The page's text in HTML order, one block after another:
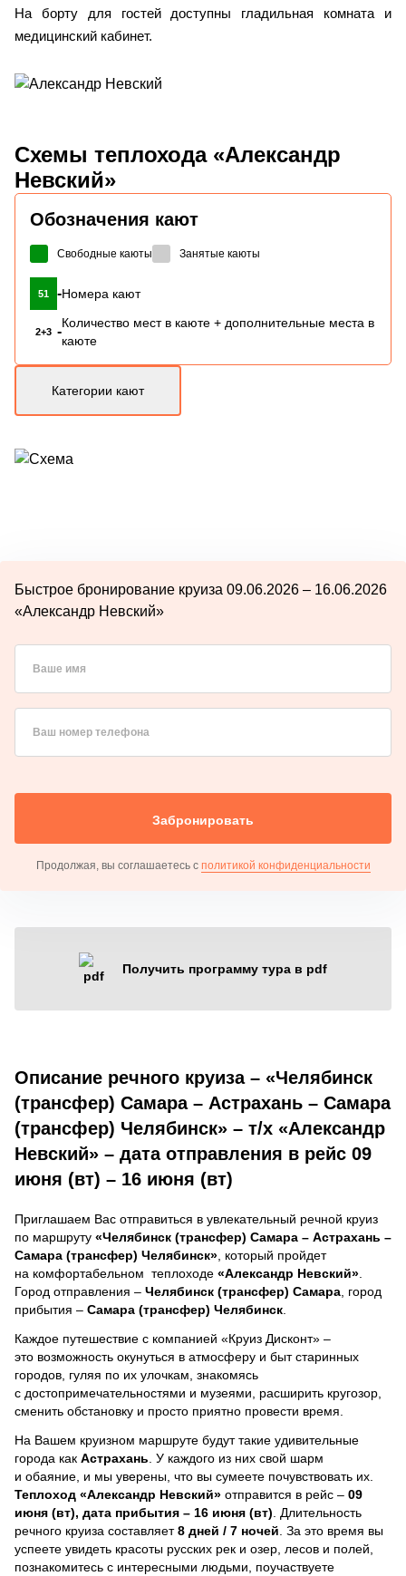
На борту для гостей доступны гладильная комната и
медицинский кабинет.
Схемы теплохода «Александр
Невский»
Обозначения кают
Свободные каюты Занятые каюты
51 -Номера кают
2+3 -
Количество мест в каюте + дополнительные места в
каюте
Категории кают
Быстрое бронирование круиза 09.06.2026 – 16.06.2026
«Александр Невский»
Ваше имя
Ваш номер телефона
Забронировать
Продолжая, вы соглашаетесь с политикой конфиденциальности
Получить программу тура в pdf
Описание речного круиза – «Челябинск
(трансфер) Самара – Астрахань – Самара
(трансфер) Челябинск» – т/х «Александр
Невский» – дата отправления в рейс 09
июня (вт) – 16 июня (вт)
Приглашаем Вас отправиться в увлекательный речной круиз
по маршруту «Челябинск (трансфер) Самара – Астрахань –
Самара (трансфер) Челябинск» , который пройдет
на комфортабельном теплоходе «Александр Невский»
Город отправления – Челябинск (трансфер) Самара , город
прибытия – Самара (трансфер) Челябинск
Каждое путешествие с компанией «Круиз Дисконт» –
это возможность окунуться в атмосферу и быт старинных
городов, гуляя по их улочкам, знакомясь
с достопримечательностями и музеями, расширить кругозор,
сменить обстановку и просто приятно провести время.
На Вашем круизном маршруте будут такие удивительные
города как Астрахань . У каждого из них свой шарм
и обаяние, и мы уверены, что вы сумеете почувствовать их.
Теплоход «Александр Невский» отправится в рейс – 09
июня (вт), дата прибытия – 16 июня (вт) . Длительность
речного круиза составляет8 дней / 7 ночей За это время вы
успеете увидеть красоты русских рек и озер, лесов и полей,
познакомитесь с интересными людьми, поучаствуете